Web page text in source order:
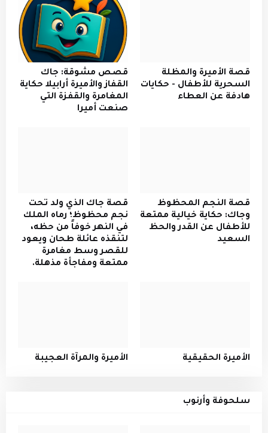
قصة الأميرة والمظلة
السحرية للأطفال - حكايات
هادفة عن العطاء
قصص مشوقة: جاك
القفاز والأميرة أرابيلا حكاية
المغامرة والقفزة التي
صنعت أميرا
قصة النجم المحظوظ
وجاك: حكاية خيالية ممتعة
للأطفال عن القدر والحظ
السعيد
قصة جاك الذي ولد تحت
نجم محظوظ؛ رماه الملك
في النهر خوفاً من حظه،
لتنقذه عائلة طحان ويعود
للقصر وسط مغامرة
ممتعة ومفاجأة مذهلة.
الأميرة الحقيقية الأميرة والمرآة العجيبة
سلحوفة وأرنوب